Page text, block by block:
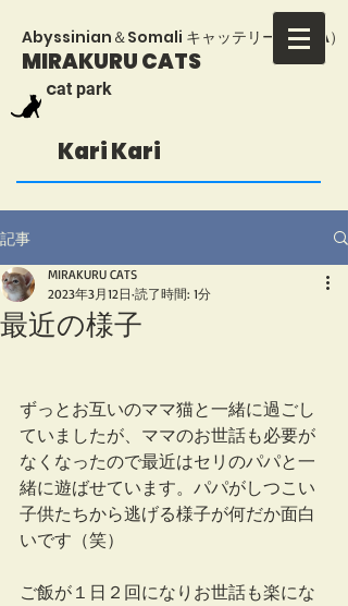
MIRAKURU CATS
​Abyssinian＆Somali キャッテリー（TICA）
​cat park
Kari Kari
記事
最近の様子
MIRAKURU CATS
2023年3月12日 読了時間: 1分
ずっとお互いのママ猫と一緒に過ごし
ていましたが、ママのお世話も必要が
なくなったので最近はセリのパパと一
緒に遊ばせています。パパがしつこい
子供たちから逃げる様子が何だか面白
いです（笑）
ご飯が１日２回になりお世話も楽にな